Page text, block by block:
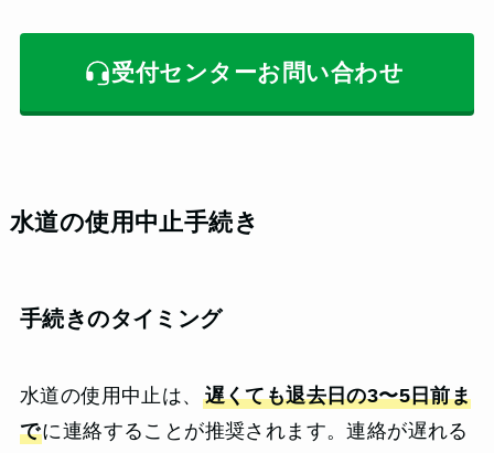
受付センターお問い合わせ
水道の使用中止手続き
手続きのタイミング
水道の使用中止は、 遅くても退去日の3〜5日前ま
でに連絡することが推奨されます。連絡が遅れる